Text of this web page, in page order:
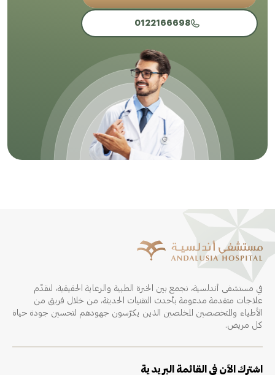
0122166698
في مستشفى أندلسية، نجمع بين الخبرة الطبية والرعاية الحقيقية، لنقدّم
علاجات متقدمة مدعومة بأحدث التقنيات الحديثة، من خلال فريق من
الأطباء والمتخصصين المخلصين الذين يكرّسون جهودهم لتحسين جودة حياة
كل مريض.
اشترك الآن في القائمة البريدية